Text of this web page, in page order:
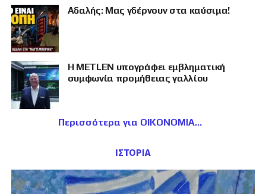
Αδαλής: Μας γδέρνουν στα καύσιμα!
Η METLEN υπογράφει εμβληματική
συμφωνία προμήθειας γαλλίου
Περισσότερα για ΟΙΚΟΝΟΜΙΑ
ΙΣΤΟΡΙΑ